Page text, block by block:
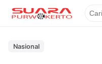
Nasional